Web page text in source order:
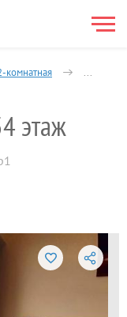
комнатная
этаж